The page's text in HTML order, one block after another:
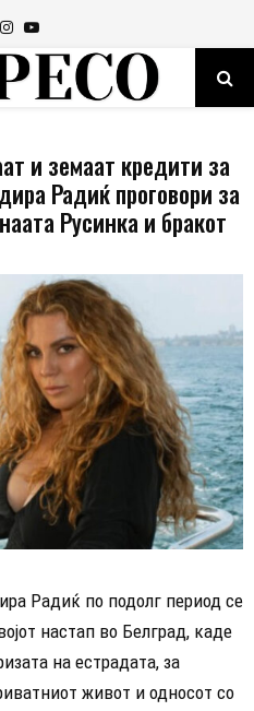
Instagram
Youtube
и земаат кредити за
Радиќ проговори за
Русинка и бракот
Радиќ по подолг период се
настап во Белград, каде
на естрадата, за
живот и односот со